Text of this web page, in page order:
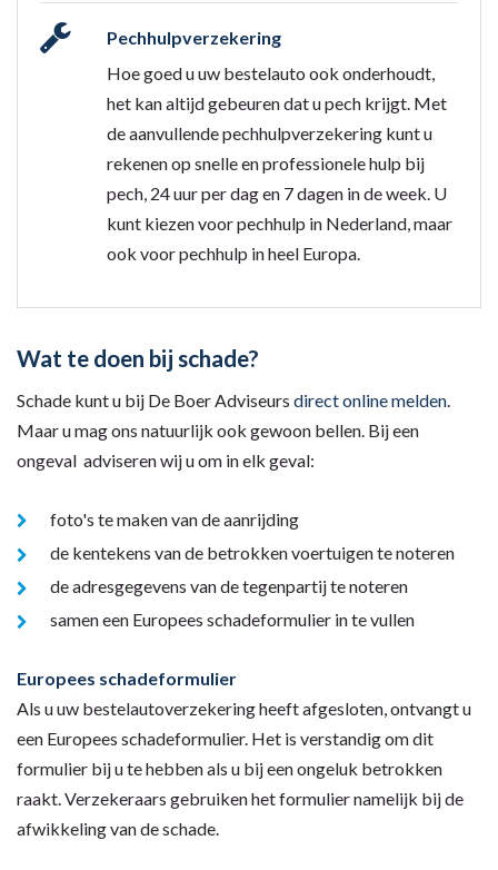
Pechhulpverzekering
Hoe goed u uw bestelauto ook onderhoudt,
het kan altijd gebeuren dat u pech krijgt. Met
de aanvullende pechhulpverzekering kunt u
rekenen op snelle en professionele hulp bij
pech, 24 uur per dag en 7 dagen in de week. U
kunt kiezen voor pechhulp in Nederland, maar
ook voor pechhulp in heel Europa.
Wat te doen bij schade?
Schade kunt u bij De Boer Adviseurs direct online melden.
Maar u mag ons natuurlijk ook gewoon bellen. Bij een
ongeval adviseren wij u om in elk geval:
foto's te maken van de aanrijding
de kentekens van de betrokken voertuigen te noteren
de adresgegevens van de tegenpartij te noteren
samen een Europees schadeformulier in te vullen
Europees schadeformulier
Als u uw bestelautoverzekering heeft afgesloten, ontvangt u
een Europees schadeformulier. Het is verstandig om dit
formulier bij u te hebben als u bij een ongeluk betrokken
raakt. Verzekeraars gebruiken het formulier namelijk bij de
afwikkeling van de schade.